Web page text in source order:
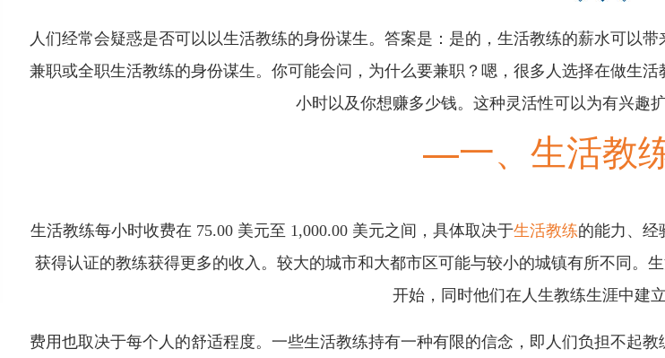
人们经常会疑惑是否可以以生活教练的身份谋生。答案是：是的，生活教练的薪水可以
兼职或全职生活教练的身份谋生。你可能会问，为什么要兼职？嗯，很多人选择在做生
小时以及你想赚多少钱。这种灵活性可以为有兴趣
一、生活教
生活教练每小时收费在 75.00 美元至 1,000.00 美元之间，具体取决于生活教练的能力、经
获得认证的教练获得更多的收入。较大的城市和大都市区可能与较小的城镇有所不同。
开始，同时他们在人生教练生涯中建
费用也取决于每个人的舒适程度。一些生活教练持有一种有限的信念，即人们负担不起